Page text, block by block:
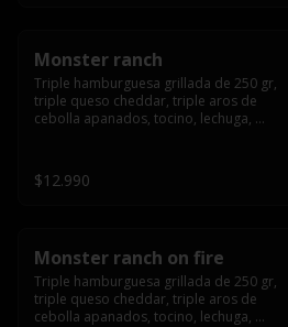
Monster ranch
Triple hamburguesa grillada de 250 gr,
triple queso cheddar, triple aros de
cebolla apanados, tocino, lechuga,
$12.990
Monster ranch on fire
Triple hamburguesa grillada de 250 gr,
triple queso cheddar, triple aros de
cebolla apanados, tocino, lechuga,